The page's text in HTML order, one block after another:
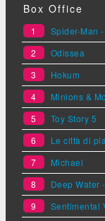
Box Office
1
Spider-Man
2
Odissea
3
Hokum
4
Minions &
5
Toy Story 5
6
Le città di
7
Michael
8
Deep Water
9
Sentimental